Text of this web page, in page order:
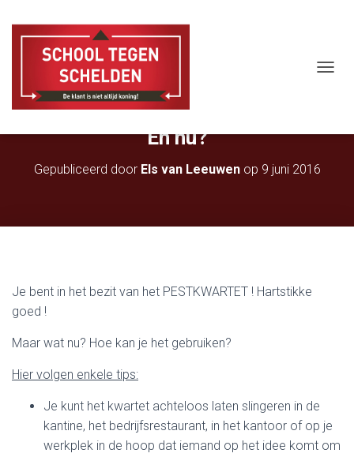
G
Ik heb een PESTKWARTET gekocht.
En nu?
Gepubliceerd door Els van Leeuwenop 9 juni 2016
Je bent in het bezit van het PESTKWARTET ! Hartstikke
goed !
Maar wat nu? Hoe kan je het gebruiken?
Hier volgen enkele tips:
Je kunt het kwartet achteloos laten slingeren in de
kantine, het bedrijfsrestaurant, in het kantoor of op je
werkplek in de hoop dat iemand op het idee komt om